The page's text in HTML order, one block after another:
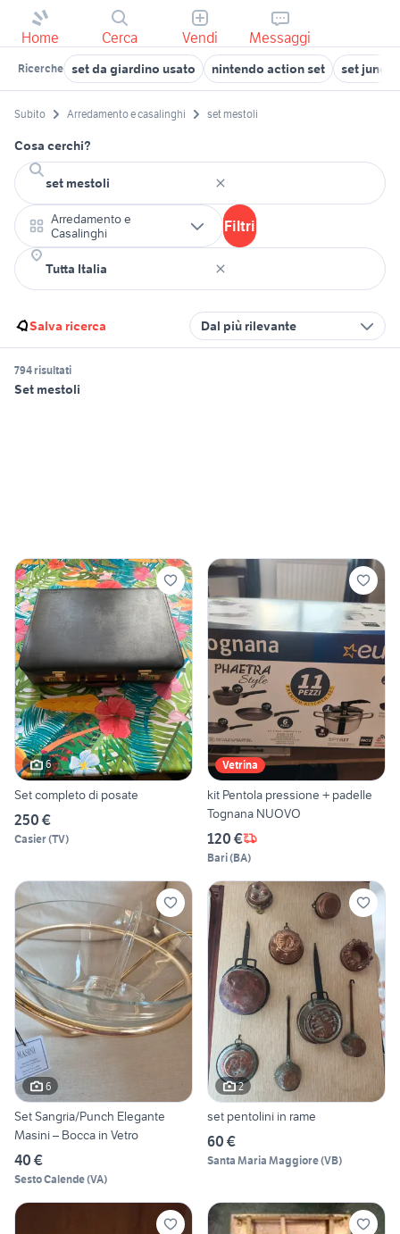
Home Cerca Vendi Messaggi
Ricerche set da giardino usato nintendo action set set
Subito Arredamento e casalinghi set mestoli
Cosa cerchi?
Arredamento e
Casalinghi
Filtri
Salva ricerca Dal più rilevante
794 risultati
Set mestoli
6
Set completo di posate
250 €
Casier(TV)
Vetrina
kit Pentola pressione + padelle
Tognana NUOVO
120 €
Bari(BA)
6
Set Sangria/Punch Elegante
Masini – Bocca in Vetro
40 €
Sesto Calende(VA)
2
set pentolini in rame
60 €
Santa Maria Maggiore(VB)